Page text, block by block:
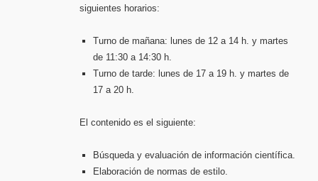
siguientes horarios:
Turno de mañana: lunes de 12 a 14 h. y martes
de 11:30 a 14:30 h.
Turno de tarde: lunes de 17 a 19 h. y martes de
17 a 20 h.
El contenido es el siguiente:
Búsqueda y evaluación de información científica.
Elaboración de normas de estilo.